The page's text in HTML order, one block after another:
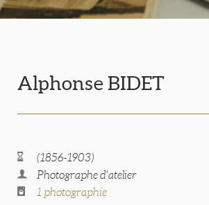
Alphonse BIDET
(1856-1903)
Photographe d'atelier
1 photographie